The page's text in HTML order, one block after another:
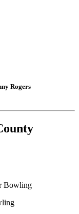
Rogers
Bowling